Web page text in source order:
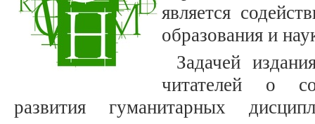
является
образования и
Задачей
читателей о
развития гуманитарных